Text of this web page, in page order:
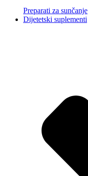
Preparati za sunčanje
Dijetetski suplementi